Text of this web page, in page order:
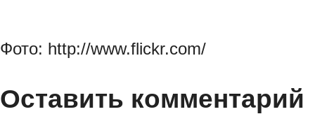
Фото: http://www.flickr.com/
Оставить комментарий